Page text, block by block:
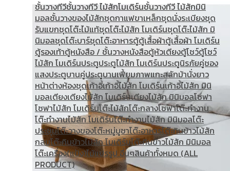
ชั้นวางทีวีชั้นวางทีวี ไม้สักโมเดิร์นชั้นวางทีวี ไม้สักมินิ
มอลชั้นวางของไม้สักชุดกาแฟขาเหล็กชุดนั่งระเบียงชุด
รับแขกชุดโต๊ะไม้แท้ชุดโต๊ะไม้สัก โมเดิร์นชุดโต๊ะไม้สัก มิ
นิมอลชุดโต๊ะบาร์ชุดโต๊ะอาหารตู้ตู้เสื้อผ้าตู้เสื้อผ้า โมเดิร์น
ตู้รองเท้าตู้หนังสือ / ชั้นวางหนังสือตู้หัวเตียงตู้โชว์ตู้โชว์
ไม้สัก โมเดิร์นประตูประตูไม้สัก โมเดิร์นประตูนิรภัยคู่ชอง
แสงประตูบานคู่ประตูบานเฟี้ยมภาพแกะสลักม้านั่งยาว
หน้าต่างห้องชุดเก้าอี้เก้าอี้ไม้สัก โมเดิร์นเก้าอี้ไม้สัก มินิ
มอลเตียงเตียงไม้สัก โมเดิร์นเตียงไม้สัก มินิมอลโซฟา
โซฟาไม้สัก โมเดิร์นโต๊ะไม้สักโต๊ะกลางโซฟาโต๊ะทำงาน
โต๊ะทํางานไม้สัก โมเดิร์นโต๊ะทำงานไม้สัก มินิมอลโต๊ะ
ประชุมโต๊ะวางของโต๊ะหมู่บูชาโต๊ะอาหารโต๊ะกินข้าวไม้สัก
กลมโต๊ะกินข้าวไม้สัก โมเดิร์นโต๊ะกินข้าวไม้สัก มินิมอล
โต๊ะเครื่อง(แป้ง)ไม้แปรรูป อื่นๆสินค้าทั้งหมด (ALL
PRODUCT)